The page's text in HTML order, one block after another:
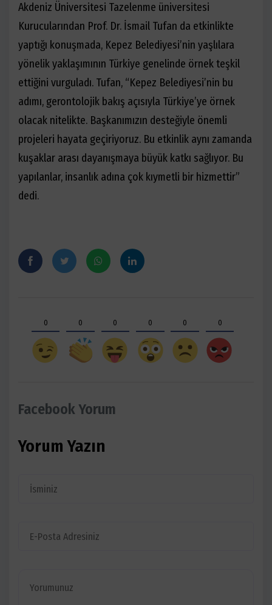
Akdeniz Üniversitesi Tazelenme üniversitesi
Kurucularından Prof. Dr. İsmail Tufan da etkinlikte
yaptığı konuşmada, Kepez Belediyesi’nin yaşlılara
yönelik yaklaşımının Türkiye genelinde örnek teşkil
ettiğini vurguladı. Tufan, “Kepez Belediyesi’nin bu
adımı, gerontolojik bakış açısıyla Türkiye’ye örnek
olacak nitelikte. Başkanımızın desteğiyle önemli
projeleri hayata geçiriyoruz. Bu etkinlik aynı zamanda
kuşaklar arası dayanışmaya büyük katkı sağlıyor. Bu
yapılanlar, insanlık adına çok kıymetli bir hizmettir”
dedi.
0 0 0 0 0 0
Facebook Yorum
Yorum Yazın